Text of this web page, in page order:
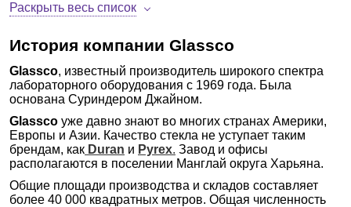
Бутыли, склянки, канистры, фляги
Бутыли для подвижной фазы ВЭЖХ
Бутыли для подвижной фазы ВЭЖХ/ аксессуары
Бутыли для хранения реактивов
Бутыли для хранения реактивов/ аксессуары
Бутыли, склянки для промывания газов
Бутыли, склянки для промывания газов/ аксессуары
Бутыли-аспираторы (склянки-аспираторы)
Бюретки
Виалы, септы, вставки
Колонки хроматографические стеклянные,
Мерная лабораторная посуда класса А, Glassco,
брошюра, русс., 4 стр., 2023 г.
Мерная лабораторная посуда класса А, Glassco,
брошюра, русс., 4 стр., 2024 г.
Насос вакуумный SS 316, Glassco, брошюра,
англ., 1 стр, 2023 г.
Общелабораторная посуда: бутыли, банки,
листовка, русс. 4 стр., 2023 г.
Раскрыть весь список
История компании Glassco
Glassco, известный производитель широкого спектра
лабораторного оборудования с 1969 года. Была
основана Суриндером Джайном.
Glassco уже давно знают во многих странах Америки,
Европы и Азии. Качество стекла не уступает таким
брендам, как Duran и Pyrex. Завод и офисы
располагаются в поселении Манглай округа Харьяна.
Общие площади производства и складов составляет
более 40 000 квадратных метров. Общая численность